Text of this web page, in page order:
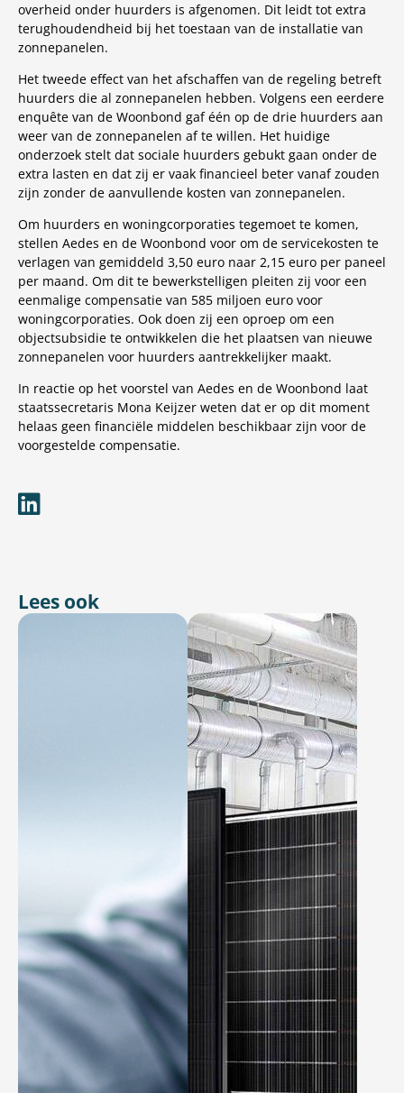
overheid onder huurders is afgenomen. Dit leidt tot extra
terughoudendheid bij het toestaan van de installatie van
zonnepanelen.
Het tweede effect van het afschaffen van de regeling betreft
huurders die al zonnepanelen hebben. Volgens een eerdere
enquête van de Woonbond gaf één op de drie huurders aan
weer van de zonnepanelen af te willen. Het huidige
onderzoek stelt dat sociale huurders gebukt gaan onder de
extra lasten en dat zij er vaak financieel beter vanaf zouden
zijn zonder de aanvullende kosten van zonnepanelen.
Om huurders en woningcorporaties tegemoet te komen,
stellen Aedes en de Woonbond voor om de servicekosten te
verlagen van gemiddeld 3,50 euro naar 2,15 euro per paneel
per maand. Om dit te bewerkstelligen pleiten zij voor een
eenmalige compensatie van 585 miljoen euro voor
woningcorporaties. Ook doen zij een oproep om een
objectsubsidie te ontwikkelen die het plaatsen van nieuwe
zonnepanelen voor huurders aantrekkelijker maakt.
In reactie op het voorstel van Aedes en de Woonbond laat
staatssecretaris Mona Keijzer weten dat er op dit moment
helaas geen financiële middelen beschikbaar zijn voor de
voorgestelde compensatie.
Lees ook